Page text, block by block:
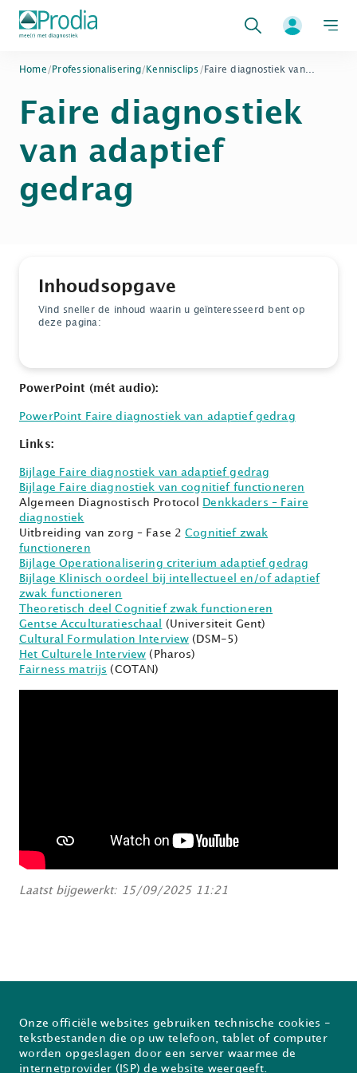
Zoeken
Home / Professionalisering/ Kennisclips / Faire diagnostiek van...
Faire diagnostiek
van adaptief
gedrag
PowerPoint (mét audio):
PowerPoint Faire diagnostiek van adaptief gedrag
Links:
Bijlage Faire diagnostiek van adaptief gedrag
Bijlage Faire diagnostiek van cognitief functioneren
Algemeen Diagnostisch Protocol
Denkkaders – Faire
diagnostiek
Uitbreiding van zorg – Fase 2Cognitief zwak
functioneren
Bijlage Operationalisering criterium adaptief gedrag
Bijlage Klinisch oordeel bij intellectueel en/of adaptief
zwak functioneren
Theoretisch deel Cognitief zwak functioneren
Gentse Acculturatieschaal
(Universiteit Gent)
Cultural Formulation Interview (DSM-5)
Het Culturele Interview (Pharos)
Fairness matrijs (COTAN)
Laatst bijgewerkt: 15/09/2025 11:21
Inhoudsopgave
Vind sneller de inhoud waarin u geïnteresseerd bent op
deze pagina:
Over Prodia
Nieuwsflash
FAQ
Inschrijven voor de Prodiabrief
Onze officiële websites gebruiken technische cookies -
tekstbestanden die op uw telefoon, tablet of computer
worden opgeslagen door een server waarmee de
internetprovider (ISP) de website weergeeft.